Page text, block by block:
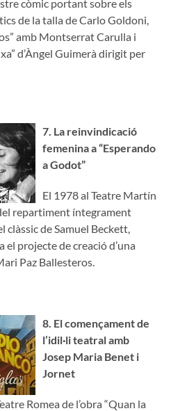
còmic portant sobre els
de la talla de Carlo Goldoni,
amb Montserrat Carulla i
d’Àngel Guimerà dirigit per
7. La reinvindicació
femenina a “Esperando
a Godot”
El 1978 al Teatre Martín
repartiment íntegrament
de Samuel Beckett,
el projecte de creació d’una
Paz Ballesteros.
8. El començament de
l’idil·li teatral amb
Josep Maria Benet i
Jornet
Romea de l’obra “Quan la